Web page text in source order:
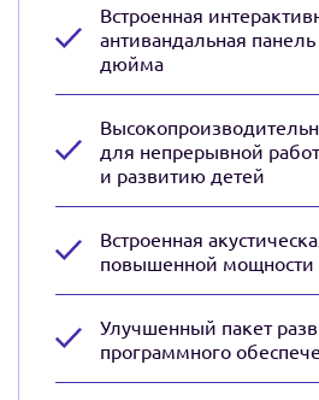
Встроенная
антивандальная
дюйма
для непрерывной
и развитию детей
Встроенная
повышенной мощности
Улучшенный пакет
программного